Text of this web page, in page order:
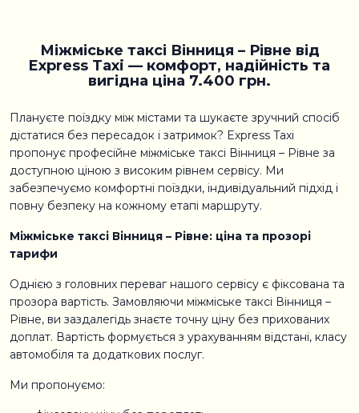
Міжміське таксі Вінниця – Рівне від
Express Taxi — комфорт, надійність та
вигідна ціна 7.400 грн.
Плануєте поїздку між містами та шукаєте зручний спосіб
дістатися без пересадок і затримок? Express Taxi
пропонує професійне міжміське таксі Вінниця – Рівне за
доступною ціною з високим рівнем сервісу. Ми
забезпечуємо комфортні поїздки, індивідуальний підхід і
повну безпеку на кожному етапі маршруту.
Міжміське таксі Вінниця – Рівне: ціна та прозорі
тарифи
Однією з головних переваг нашого сервісу є фіксована та
прозора вартість. Замовляючи міжміське таксі Вінниця –
Рівне, ви заздалегідь знаєте точну ціну без прихованих
доплат. Вартість формується з урахуванням відстані, класу
автомобіля та додаткових послуг.
Ми пропонуємо: